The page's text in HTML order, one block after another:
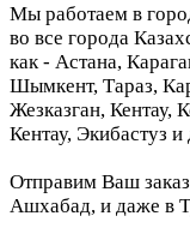
Мы работаем в
во все города
как - Астана,
Шымкент, Тараз,
Жезказган, Кентау,
Кентау, Экибастуз и
Отправим Ваш
Ашхабад, и даже в